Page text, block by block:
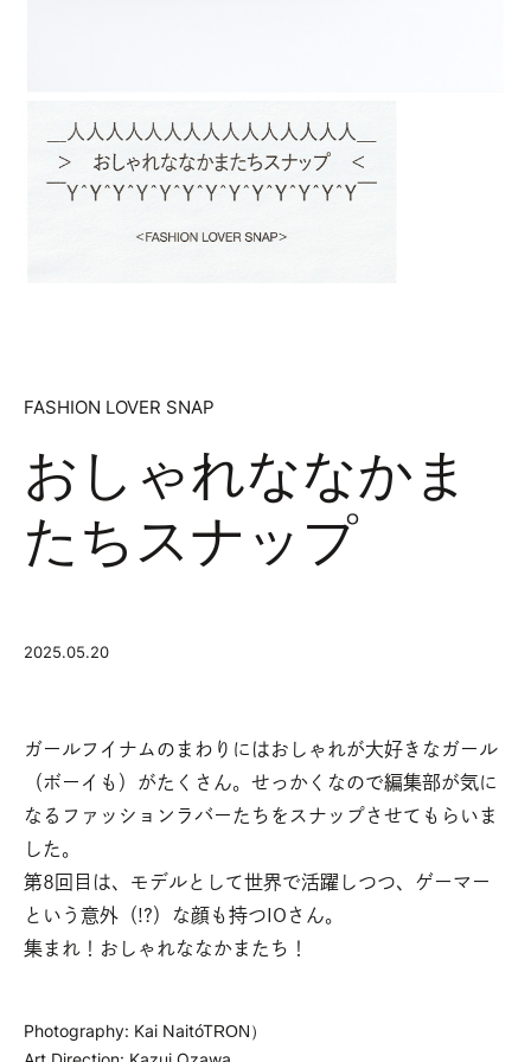
FASHION LOVER SNAP
おしゃれななかま
たちスナップ
2025.05.20
ガールフイナムのまわりにはおしゃれが大好きなガール
（ボーイも）がたくさん。 せっかくなので編集部が気に
なるファッションラバーたちをスナップさせてもらいま
した。
第8回目は、モデルとして世界で活躍しつつ、ゲーマー
という意外（!?）な顔も持つIOさん。
集まれ！おしゃれななかまたち！
Photography: Kai Naito（TRON）